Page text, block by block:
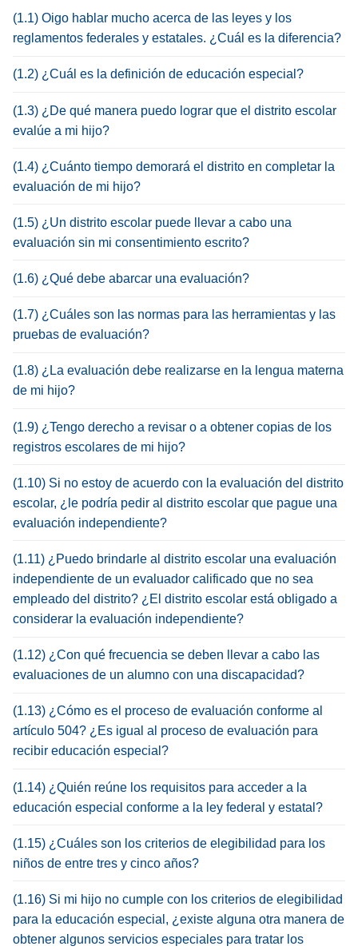
(1.1) Oigo hablar mucho acerca de las leyes y los
reglamentos federales y estatales. ¿Cuál es la diferencia?
(1.2) ¿Cuál es la definición de educación especial?
(1.3) ¿De qué manera puedo lograr que el distrito escolar
evalúe a mi hijo?
(1.4) ¿Cuánto tiempo demorará el distrito en completar la
evaluación de mi hijo?
(1.5) ¿Un distrito escolar puede llevar a cabo una
evaluación sin mi consentimiento escrito?
(1.6) ¿Qué debe abarcar una evaluación?
(1.7) ¿Cuáles son las normas para las herramientas y las
pruebas de evaluación?
(1.8) ¿La evaluación debe realizarse en la lengua materna
de mi hijo?
(1.9) ¿Tengo derecho a revisar o a obtener copias de los
registros escolares de mi hijo?
(1.10) Si no estoy de acuerdo con la evaluación del distrito
escolar, ¿le podría pedir al distrito escolar que pague una
evaluación independiente?
(1.11) ¿Puedo brindarle al distrito escolar una evaluación
independiente de un evaluador calificado que no sea
empleado del distrito? ¿El distrito escolar está obligado a
considerar la evaluación independiente?
(1.12) ¿Con qué frecuencia se deben llevar a cabo las
evaluaciones de un alumno con una discapacidad?
(1.13) ¿Cómo es el proceso de evaluación conforme al
artículo 504? ¿Es igual al proceso de evaluación para
recibir educación especial?
(1.14) ¿Quién reúne los requisitos para acceder a la
educación especial conforme a la ley federal y estatal?
(1.15) ¿Cuáles son los criterios de elegibilidad para los
niños de entre tres y cinco años?
(1.16) Si mi hijo no cumple con los criterios de elegibilidad
para la educación especial, ¿existe alguna otra manera de
obtener algunos servicios especiales para tratar los